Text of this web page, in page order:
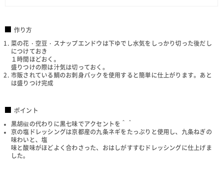
作り方
菜の花・空豆・スナップエンドウは下ゆでし水気をしっかり切った後だし
につけておき
１時間ほどおく。
盛りつけの際は汁気は切っておく。
市販されている鯛のお刺身パックを使用すると簡単に仕上がります。あと
は盛りつけ完成
ポイント
黒胡椒の代わりに黒七味でアクセントを＾＾
京の塩ドレッシングは京都産の九条ネギをたっぷりと使用し、九条ねぎの
味わいと、塩
味と酸味がほどよく合わさった、おはしがすすむドレッシングに仕上げま
した。